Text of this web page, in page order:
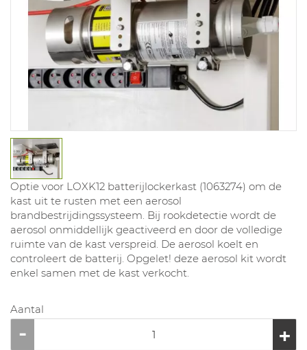
Optie voor LOXK12 batterijlockerkast (1063274) om de
kast uit te rusten met een aerosol
brandbestrijdingssysteem. Bij rookdetectie wordt de
aerosol onmiddellijk geactiveerd en door de volledige
ruimte van de kast verspreid. De aerosol koelt en
controleert de batterij. Opgelet! deze aerosol kit wordt
enkel samen met de kast verkocht.
Aantal